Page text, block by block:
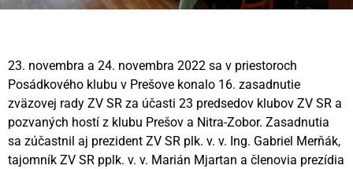
23. novembra a 24. novembra 2022 sa v priestoroch
Posádkového klubu v Prešove konalo 16. zasadnutie
zväzovej rady ZV SR za účasti 23 predsedov klubov ZV SR a
pozvaných hostí z klubu Prešov a Nitra-Zobor. Zasadnutia
sa zúčastnil aj prezident ZV SR plk. v. v. Ing. Gabriel Merňák,
tajomník ZV SR pplk. v. v. Marián Mjartan a členovia prezídia